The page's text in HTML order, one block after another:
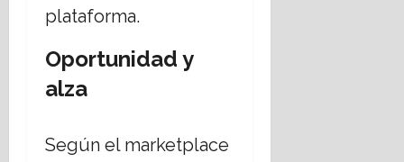
plataforma.
Oportunidad y
alza
Según el marketplace